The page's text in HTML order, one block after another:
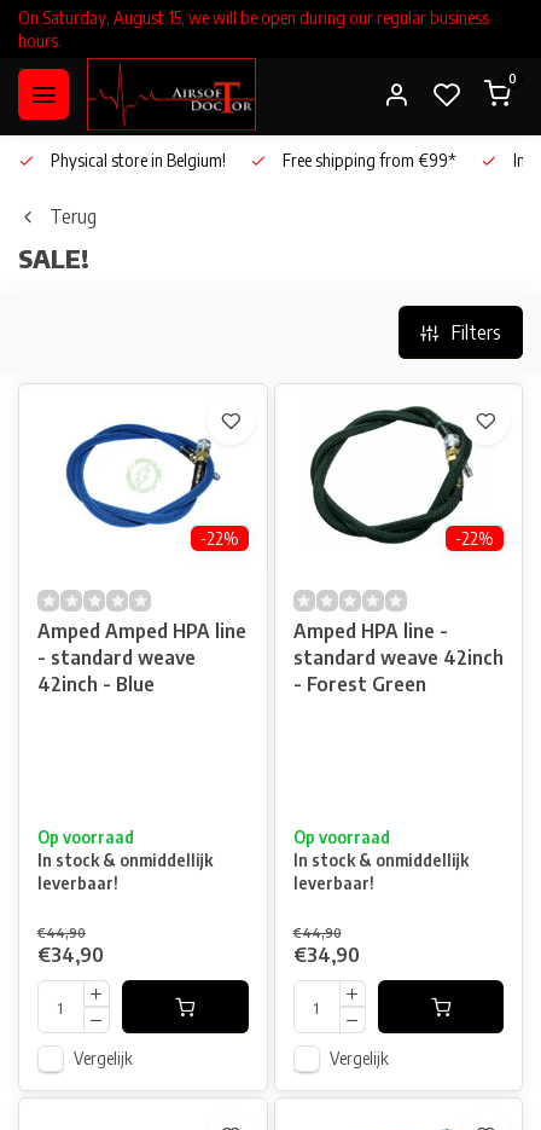
On Saturday, August 15, we will be open during our regular business
hours.
0
Physical store in Belgium! Free shipping from €99*
Terug
SALE!
Filters
-22%
Amped Amped HPA line
- standard weave
42inch - Blue
Op voorraad
In stock & onmiddellijk
leverbaar!
€44,90
€34,90
Vergelijk
-22%
Amped HPA line -
standard weave 42inch
- Forest Green
Op voorraad
In stock & onmiddellijk
leverbaar!
€44,90
€34,90
Vergelijk